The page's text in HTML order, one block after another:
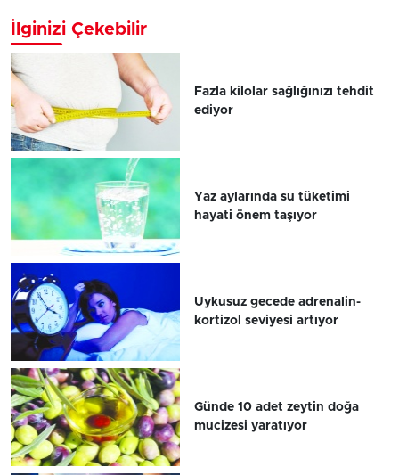
İlginizi Çekebilir
Fazla kilolar sağlığınızı tehdit
ediyor
Yaz aylarında su tüketimi
hayati önem taşıyor
Uykusuz gecede adrenalin-
kortizol seviyesi artıyor
Günde 10 adet zeytin doğa
mucizesi yaratıyor